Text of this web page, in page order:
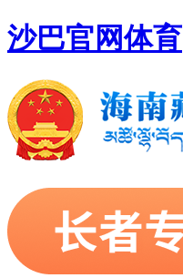
沙巴官网体育